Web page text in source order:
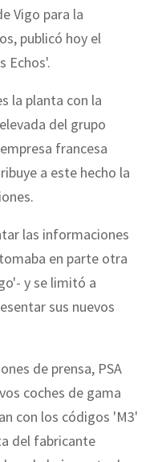
Vigo para la
publicó hoy el
Echos'.
la planta con la
del grupo
francesa
a este hecho la
las informaciones
en parte otra
y se limitó a
sus nuevos
de prensa, PSA
coches de gama
con los códigos 'M3'
del fabricante